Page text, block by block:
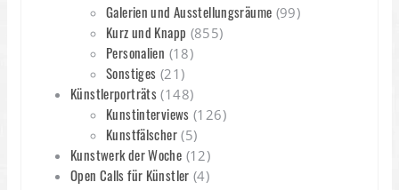
Galerien und Ausstellungsräume (99)
Kurz und Knapp (855)
Personalien (18)
Sonstiges (21)
Künstlerporträts (148)
Kunstinterviews (126)
Kunstfälscher(5)
Kunstwerk der Woche (12)
Open Calls für Künstler (4)